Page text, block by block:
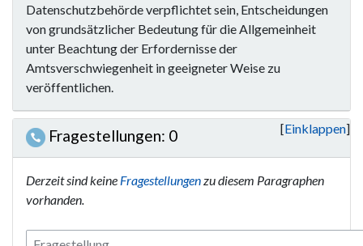
Datenschutzbehörde verpflichtet sein, Entscheidungen
von grundsätzlicher Bedeutung für die Allgemeinheit
unter Beachtung der Erfordernisse der
Amtsverschwiegenheit in geeigneter Weise zu
veröffentlichen.
Einklappen
Fragestellungen: 0
Derzeit sind keine Fragestellungen zu diesem Paragraphen
vorhanden.